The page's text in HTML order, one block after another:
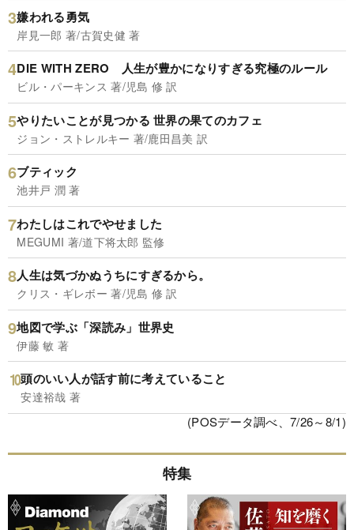
嫌われる勇気
岸見一郎 著/古賀史健 著
DIE WITH ZERO 人生が豊かになりすぎる究極のルール
ビル・パーキンス 著/児島 修 訳
やりたいことが見つかる 世界の果てのカフェ
ジョン・ストレルキー 著/鹿田昌美 訳
ブティック
池井戸 潤 著
わたしはこれでやせました
MEGUMI 著/道下将太郎 監修
人生は気づかぬうちにすぎるから。
クリス・ギレボー 著/児島 修 訳
地図で学ぶ「深読み」世界史
伊藤 敏 著
頭のいい人が話す前に考えていること
安達裕哉 著
(POSデータ調べ、7/26～8/1)
特集